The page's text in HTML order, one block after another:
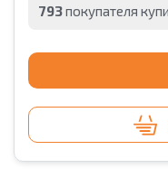
793покупателя